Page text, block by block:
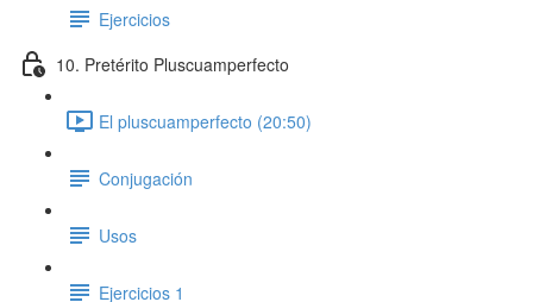
Ejercicios
10. Pretérito Pluscuamperfecto
El pluscuamperfecto (20:50)
Conjugación
Usos
Ejercicios 1